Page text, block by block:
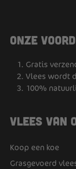
Onze
Gratis
Vlees wordt
100%
Vlees van
Koop een koe
Grasgevoerd